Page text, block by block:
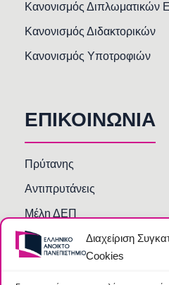
Διαχείριση
Cookies
Κανονισμός Διπλωματικών
Κανονισμός Διδακτορικών
Κανονισμός Υποτροφιών
ΕΠΙΚΟΙΝΩΝΙΑ
Πρύτανης
Αντιπρυτάνεις
Μέλη ΔΕΠ
Τμήματα και Υπηρεσίες
Γραμματείες Κοσμητειών